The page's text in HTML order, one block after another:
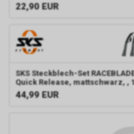
22,90 EUR
SKS Steckblech-Set
Quick Release, mattschwarz, ,
44,99 EUR